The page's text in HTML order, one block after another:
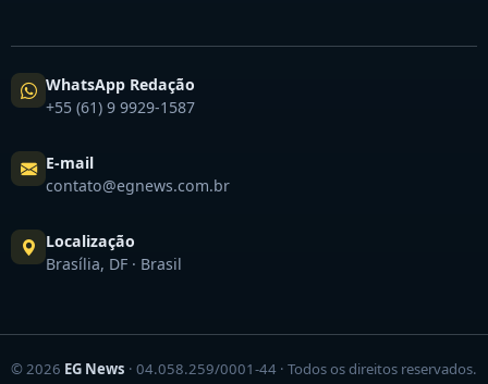
WhatsApp Redação
+55 (61) 9 9929-1587
E-mail
contato@egnews.com.br
Localização
Brasília, DF · Brasil
© 2026 EG News · 04.058.259/0001-44 · Todos os direitos reservados.